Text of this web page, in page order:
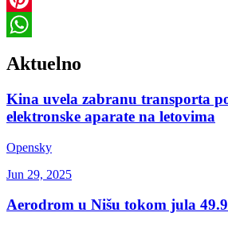
Pinterest
Aktuelno
Kina uvela zabranu transporta
elektronske aparate na letovima
Opensky
Jun 29, 2025
Aerodrom u Nišu tokom jula